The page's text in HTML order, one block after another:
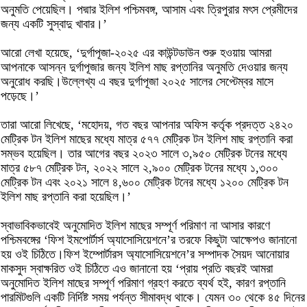
অনুমতি পেয়েছিল। পদ্মার ইলিশ পশ্চিমবঙ্গ, আসাম এবং ত্রিপুরার মৎস প্রেমীদের
জন্য একটি সুস্বাদু খাবার।’
আরো লেখা হয়েছে, ‘দুর্গাপূজা-২০২৫ এর কাউন্টডাউন শুরু হওয়ায় আমরা
আপনাকে আসন্ন দুর্গাপূজার জন্য ইলিশ মাছ রপ্তানির অনুমতি দেওয়ার জন্য
অনুরোধ করছি।উল্লেখ্য এ বছর দুর্গাপূজা ২০২৫ সালের সেপ্টেম্বর মাসে
পড়েছে।’
তারা আরো লিখেছে, ‘মহোদয়, গত বছর আপনার অফিস কর্তৃক প্রদত্ত ২৪২০
মেট্রিক টন ইলিশ মাছের মধ্যে মাত্র ৫৭৭ মেট্রিক টন ইলিশ মাছ রপ্তানি করা
সম্ভব হয়েছিল। তার আগের বছর ২০২৩ সালে ৩,৯৫০ মেট্রিক টনের মধ্যে
মাত্র ৫৮৭ মেট্রিক টন, ২০২২ সালে ২,৯০০ মেট্রিক টনের মধ্যে ১,৩০০
মেট্রিক টন এবং ২০২১ সালে ৪,৬০০ মেট্রিক টনের মধ্যে ১২০০ মেট্রিক টন
ইলিশ মাছ রপ্তানি করা হয়েছিল।’
স্বাভাবিকভাবেই অনুমোদিত ইলিশ মাছের সম্পূর্ণ পরিমাণ না আসার কারণে
পশ্চিমবঙ্গের ‘ফিশ ইমপোর্টার্স অ্যাসোসিয়েশনে’র তরফে কিছুটা আক্ষেপও জানানো
হয় ওই চিঠিতে।ফিশ ইম্পোর্টারস অ্যাসোসিয়েশনে’র সম্পাদক সৈয়দ আনোয়ার
মাকসুদ স্বাক্ষরিত ওই চিঠিতে এও জানানো হয় ‘প্রায় প্রতি বছরই আমরা
অনুমোদিত ইলিশ মাছের সম্পূর্ণ পরিমাণ গ্রহণ করতে ব্যর্থ হই, কারণ রপ্তানি
পারমিটগুলি একটি নির্দিষ্ট সময় পর্যন্ত সীমাবদ্ধ থাকে। যেমন ৩০ থেকে ৪৫ দিনের